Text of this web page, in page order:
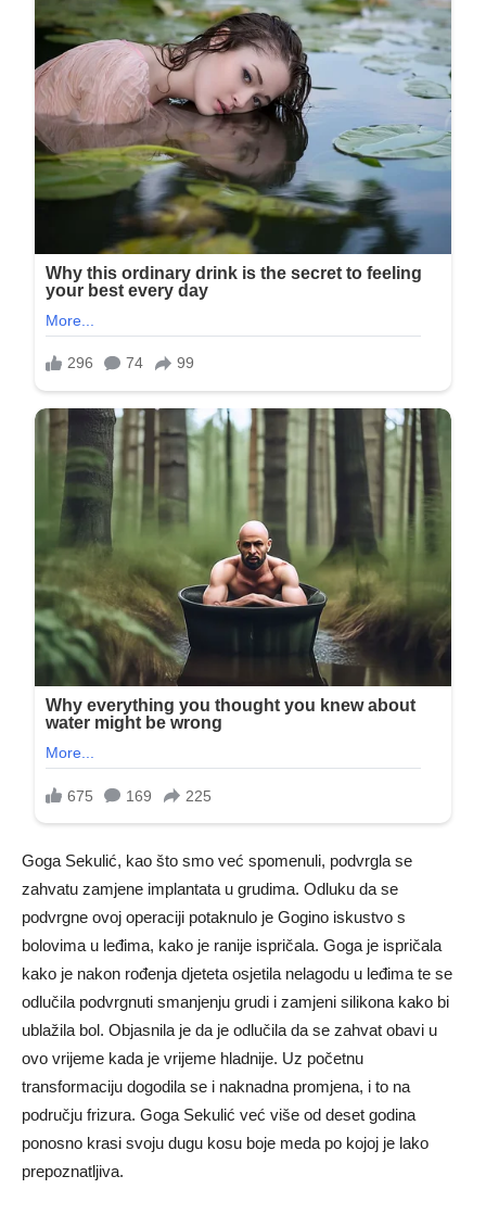
Goga Sekulić, kao što smo već spomenuli, podvrgla se
zahvatu zamjene implantata u grudima. Odluku da se
podvrgne ovoj operaciji potaknulo je Gogino iskustvo s
bolovima u leđima, kako je ranije ispričala. Goga je ispričala
kako je nakon rođenja djeteta osjetila nelagodu u leđima te se
odlučila podvrgnuti smanjenju grudi i zamjeni silikona kako bi
ublažila bol. Objasnila je da je odlučila da se zahvat obavi u
ovo vrijeme kada je vrijeme hladnije. Uz početnu
transformaciju dogodila se i naknadna promjena, i to na
području frizura. Goga Sekulić već više od deset godina
ponosno krasi svoju dugu kosu boje meda po kojoj je lako
prepoznatljiva.